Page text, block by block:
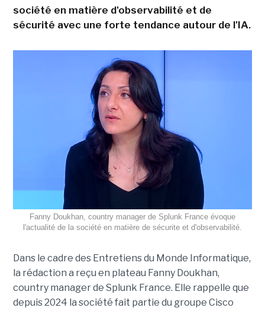
société en matière d'observabilité et de
sécurité avec une forte tendance autour de l'IA.
Fanny Doukhan, country manager de Splunk France évoque
l'actualité de la société en matière de sécurite et d'observabilité.
Dans le cadre des Entretiens du Monde Informatique,
la rédaction a reçu en plateau Fanny Doukhan,
country manager de Splunk France. Elle rappelle que
depuis 2024 la société fait partie du groupe Cisco